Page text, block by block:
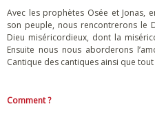
Avec les prophètes Osée et Jonas,
son peuple, nous rencontrerons le
Dieu miséricordieux, dont la
Ensuite nous nous aborderons
Cantique des cantiques ainsi que tout
Comment ?